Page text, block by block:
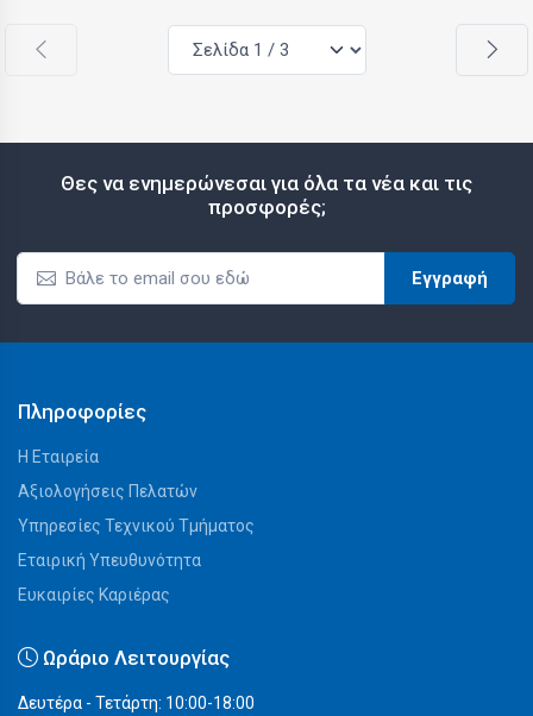
Θες να ενημερώνεσαι για όλα τα νέα και τις
προσφορές;
Εγγραφή
Πληροφορίες
Η Εταιρεία
Αξιολογήσεις Πελατών
Υπηρεσίες Τεχνικού Τμήματος
Εταιρική Υπευθυνότητα
Ευκαιρίες Καριέρας
Ωράριο Λειτουργίας
Δευτέρα - Τετάρτη: 10:00-18:00